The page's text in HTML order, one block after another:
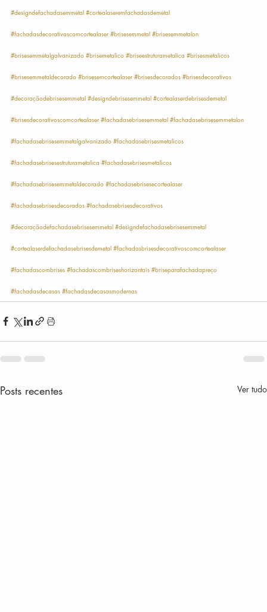
#designdefachadasemmetal #cortealaseremfachadasdemetal
#fachadasdecorativascomcortealaser #brisesemmetal #brisesemmetalon
#brisesemmetalgalvanizado #brisemetalico #briseestruturametalica #brisesmetalicos
#brisesemmetaldecorado #brisesemcortealaser #brisesdecorados #brisesdecorativos
#decoraçãodebrisesemmetal #designdebrisesemmetal #cortealaserdebrisesdemetal
#brisesdecorativoscomcortealaser #fachadasebrisesemmetal #fachadasebrisesemmetalon
#fachadasebrisesemmetalgalvanizado #fachadasebrisesmetalicos
#fachadasebrisesestruturametalica #fachadasebrisesmetalicos
#fachadasebrisesemmetaldecorado #fachadasebrisesecortealaser
#fachadasebrisesdecorados #fachadasebrisesdecorativos
#decoraçãodefachadasebrisesemmetal #designdefachadasebrisesemmetal
#cortealaserdefachadasebrisesdemetal #fachadasbrisesdecorativoscomcortealaser
#fachadascombrises #fachadascombriseshorizontais #briseparafachadapreço
#fachadasdecasas #fachadasdecasasmodernas
Posts recentes Ver tudo